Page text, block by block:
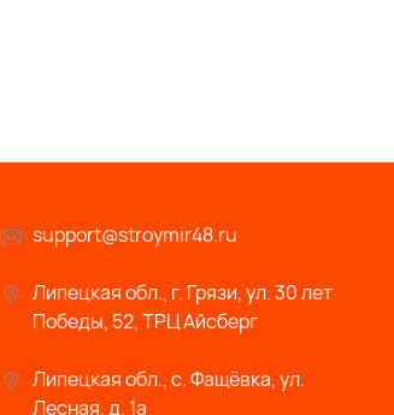
support@stroymir48.ru
Липецкая обл., г. Грязи, ул. 30 лет
Победы, 52, ТРЦ Айсберг
Липецкая обл., с. Фащёвка, ул.
Лесная, д. 1а